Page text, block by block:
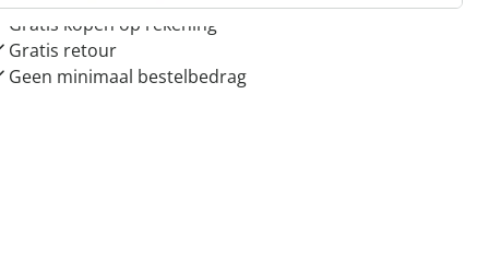
Gratis kopen op rekening
Gratis retour
Geen minimaal bestelbedrag